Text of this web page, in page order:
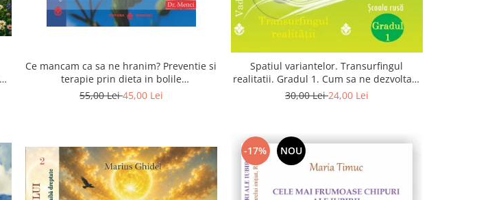
Ce mancam ca sa ne hranim? Preventie si
terapie prin dieta in bolile
cardiovasculare si in diabetul zaharat
55,00 Lei45,00 Lei
Spatiul variantelor. Transurfingul
realitatii. Gradul 1. Cum sa ne dezvoltam
intuitia si sa ne alegem soarta
30,00 Lei24,00 Lei
-17% NOU